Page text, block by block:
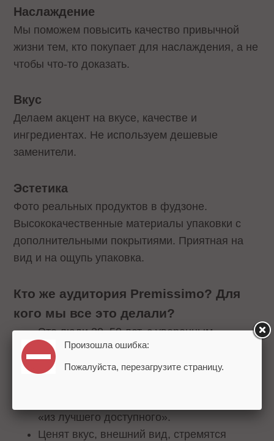
Наслаждение
Мы поможем повысить качество привычной
жизни тем, кто покупает для наслаждения, а не
чтобы что-то доказать.
Вкус
Делаем акцент на вкусе, качестве и
ингредиентах. Не используем дешевые
заменители.
Эстетика
Фото реальных продуктов в фудзоне.
Высококачественные материалы упаковки с
дополнительными покрытиями. Приятная на
вид и на ощупь упаковка.
Кто же аудитория Premissimo? Для
кого мы все это делали?
Это люди 20–50 лет, с уверенным
достатком.
Чаще семейные, иногда – одиночки, не
«из лучшего доступного».
Ценят вкус, внешний вид, стремятся
Произошла ошибка:
Пожалуйста, перезагрузите страницу.